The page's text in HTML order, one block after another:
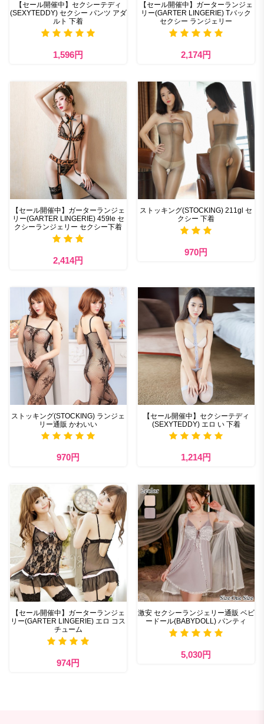
【セール開催中】セクシーテディ
(SEXYTEDDY) セクシー パンツ アダ
ルト 下着
1,596円
【セール開催中】ガーターランジェ
リー(GARTER LINGERIE) Tバック
セクシー ランジェリー
2,174円
【セール開催中】ガーターランジェ
リー(GARTER LINGERIE) 459le セ
クシーランジェリー セクシー下着
2,414円
ストッキング(STOCKING) 211gl セ
クシー 下着
970円
ストッキング(STOCKING) ランジェ
リー通販 かわいい
970円
【セール開催中】セクシーテディ
(SEXYTEDDY) エロ い 下着
1,214円
【セール開催中】ガーターランジェ
リー(GARTER LINGERIE) エロ コス
チューム
974円
激安 セクシーランジェリー通販 ベビ
ードール(BABYDOLL) パンティ
5,030円